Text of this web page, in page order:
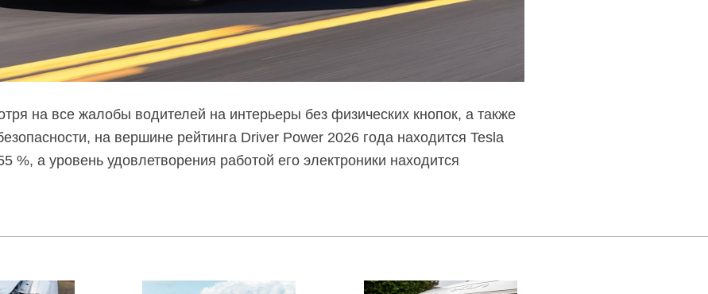
на все жалобы водителей на интерьеры без физических кнопок, а также
на вершине рейтинга Driver Power 2026 года находится Tesla
%, а уровень удовлетворения работой его электроники находится